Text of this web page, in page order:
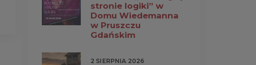
stronie logiki” w
Domu Wiedemanna
w Pruszczu
Gdańskim
2 SIERPNIA 2026